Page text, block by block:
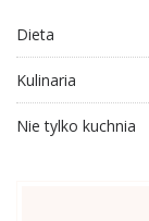
Dieta
Kulinaria
Nie tylko kuchnia